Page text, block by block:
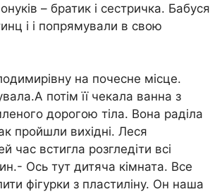
– братик і сестричка. Бабуся
і і попрямували в свою
на почесне місце.
потім її чекала ванна з
дорогою тіла. Вона раділа
пройшли вихідні. Леся
час встигла розгледіти всі
Ось тут дитяча кімната. Все
фігурки з пластиліну. Он наша